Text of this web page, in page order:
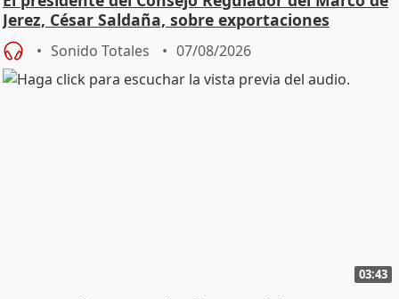
Jerez, César Saldaña, sobre exportaciones
Sonido Totales 07/08/2026
03:43